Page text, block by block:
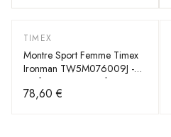
TIMEX
Montre Sport Femme Timex
Ironman TW5M076009J -
Cadran Gris, Bracelet Rose
78,60 €